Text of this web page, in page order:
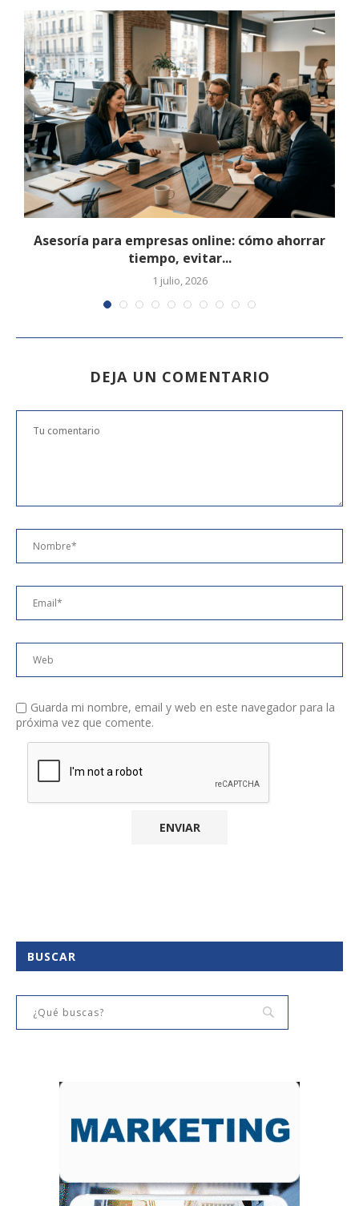
Asesoría para empresas online: cómo ahorrar
tiempo, evitar...
1 julio, 2026
DEJA UN COMENTARIO
Guarda mi nombre, email y web en este navegador para la
próxima vez que comente.
BUSCAR